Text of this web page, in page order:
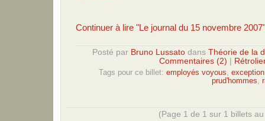
Continuer à lire "Le journal du 15 novembre 2007"
Posté par Bruno Lussato dans Théorie de la
Commentaires (2)
Tags pour ce billet: employés voyous
prud'hommes
(Page 1 de 1 sur 1 billets